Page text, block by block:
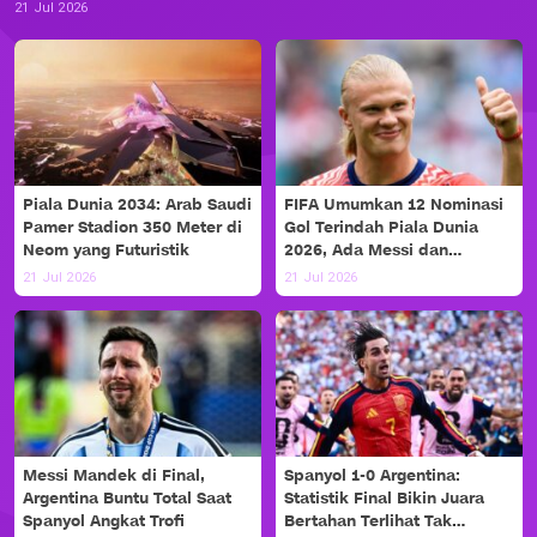
21 Jul 2026
Piala Dunia 2034: Arab Saudi
Pamer Stadion 350 Meter di
Neom yang Futuristik
21 Jul 2026
FIFA Umumkan 12 Nominasi
Gol Terindah Piala Dunia
2026, Ada Messi dan
Haaland!
21 Jul 2026
Messi Mandek di Final,
Argentina Buntu Total Saat
Spanyol Angkat Trofi
Spanyol 1-0 Argentina:
Statistik Final Bikin Juara
Bertahan Terlihat Tak